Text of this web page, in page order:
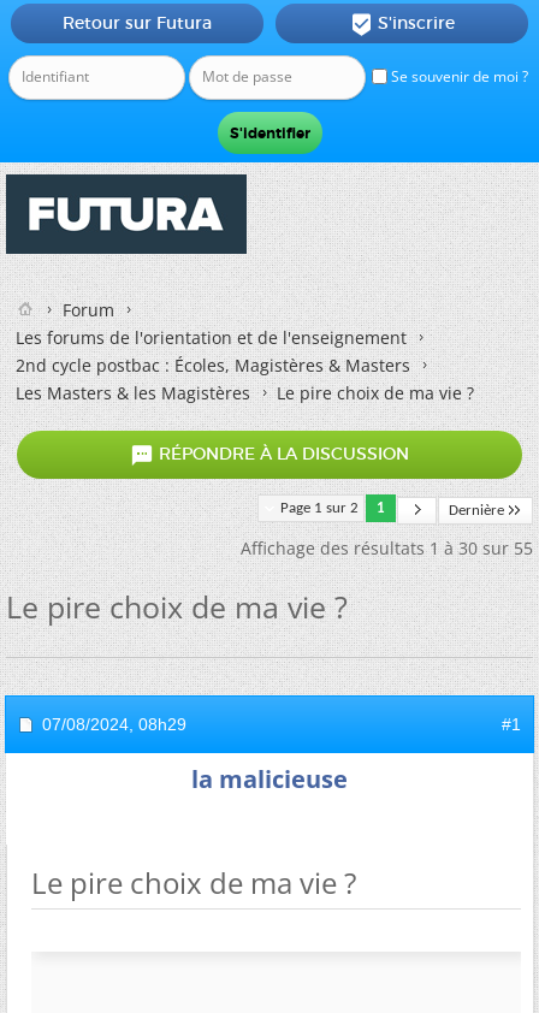
Se souvenir de moi ?
Retour sur Futura  S'inscrire
Forum
Les forums de l'orientation et de l'enseignement
2nd cycle postbac : Écoles, Magistères & Masters
Les Masters & les Magistères
Le pire choix de ma vie ?
 RÉPONDRE À LA DISCUSSION
Page 1 sur 2 1 Dernière
Affichage des résultats 1 à 30 sur 55
Le pire choix de ma vie ?
07/08/2024, 08h29 #1
la malicieuse
Le pire choix de ma vie ?